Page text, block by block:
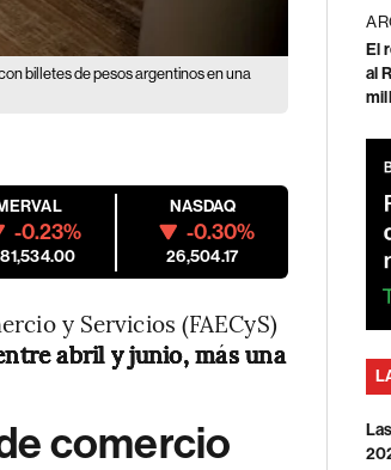
billetes de pesos argentinos en una
-0.23%
NASDAQ
-0.30%
26,504.17
y Servicios (FAECyS)
abril y junio, más una
comercio
El
al